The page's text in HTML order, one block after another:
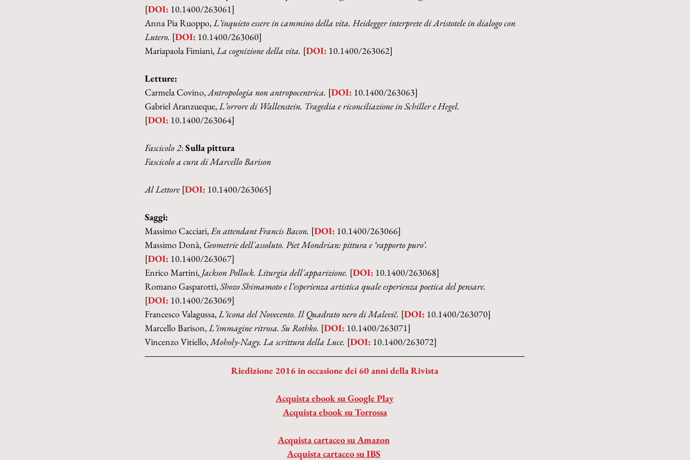
[DOI: 10.1400/263061]
Anna Pia Ruoppo, L’inquieto essere in cammino della vita. Heidegger interprete di Aristotele in dialogo con
Lutero. [DOI: 10.1400/263060]
Mariapaola Fimiani, La cognizione della vita. [DOI: 10.1400/263062]
Letture:
Carmela Covino, Antropologia non antropocentrica. [DOI: 10.1400/263063]
Gabriel Aranzueque, L’orrore di Wallenstein. Tragedia e riconciliazione in Schiller e Hegel.
[DOI: 10.1400/263064]
Fascicolo 2: Sulla pittura
Fascicolo a cura di Marcello Barison
Al Lettore [DOI: 10.1400/263065]
Saggi:
Massimo Cacciari, En attendant Francis Bacon. [DOI: 10.1400/263066]
Massimo Donà, Geometrie dell'assoluto. Piet Mondrian: pittura e ‘rapporto puro’.
[DOI: 10.1400/263067]
Enrico Martini, Jackson Pollock. Liturgia dell'apparizione. [DOI: 10.1400/263068]
Romano Gasparotti, Shozo Shimamoto e l’esperienza artistica quale esperienza poetica del pensare.
[DOI: 10.1400/263069]
Francesco Valagussa, L’icona del Novecento. Il Quadrato nero di Malevič. [DOI: 10.1400/263070]
Marcello Barison, L’immagine ritrosa. Su Rothko. [DOI: 10.1400/263071]
Vincenzo Vitiello, Moholy-Nagy. La scrittura della Luce. [DOI: 10.1400/263072]
Riedizione 2016 in occasione dei 60 anni della Rivista
Acquista ebook su Google Play
Acquista ebook su Torrossa
Acquista cartaceo su Amazon
Acquista cartaceo su IBS